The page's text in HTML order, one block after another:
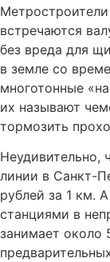
Метростроители
встречаются
без вреда для
в земле со
многотонные
их называют
тормозить
Неудивительно,
линии в Санкт-
рублей за 1 км.
станциями в
занимает около